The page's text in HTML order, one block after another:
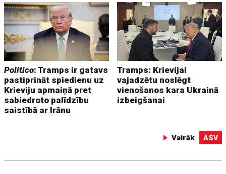
Politico: Tramps ir gatavs
pastiprināt spiedienu uz
Krieviju apmaiņā pret
sabiedroto palīdzību
saistībā ar Irānu
Tramps: Krievijai
vajadzētu noslēgt
vienošanos kara Ukrainā
izbeigšanai
Vairāk ASV